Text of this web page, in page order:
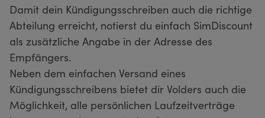
Damit dein Kündigungsschreiben auch die richtige
Abteilung erreicht, notierst du einfach SimDiscount
als zusätzliche Angabe in der Adresse des
Empfängers.
Neben dem einfachen Versand eines
Kündigungsschreibens bietet dir Volders auch die
Möglichkeit, alle persönlichen Laufzeitverträge